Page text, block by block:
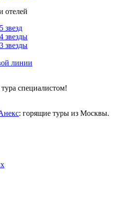
отелей
звезд
звезды
звезды
линии
специалистом!
: горящие туры из Москвы.